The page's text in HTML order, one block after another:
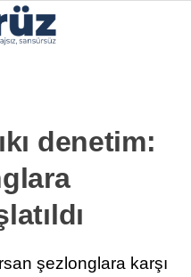
denetim:
şezlonglara karşı